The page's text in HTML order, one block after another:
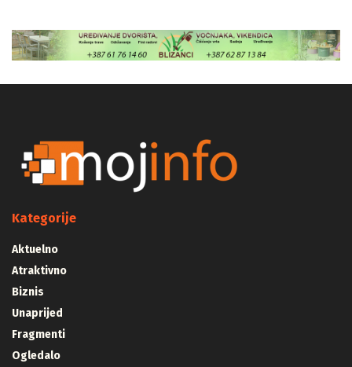
Kategorije
Aktuelno
Atraktivno
Biznis
Unaprijed
Fragmenti
Ogledalo